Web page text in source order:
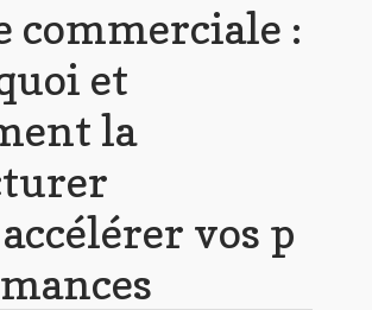
commerciale :
et
la
vos p